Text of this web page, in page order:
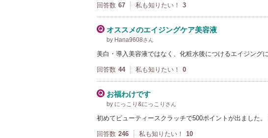
回答数 67 私も知りたい！ 3
オススメのエイジングケア美容液
by Hana9608さん
美白・導入美容液ではなく、化粧水後につけるエイジング
回答数 44 私も知りたい！ 0
お福わけです
by にっこり&にっこり さん
初めてビューティースクラッチで500ポイントが出ました
回答数 246 私も知りたい！ 10